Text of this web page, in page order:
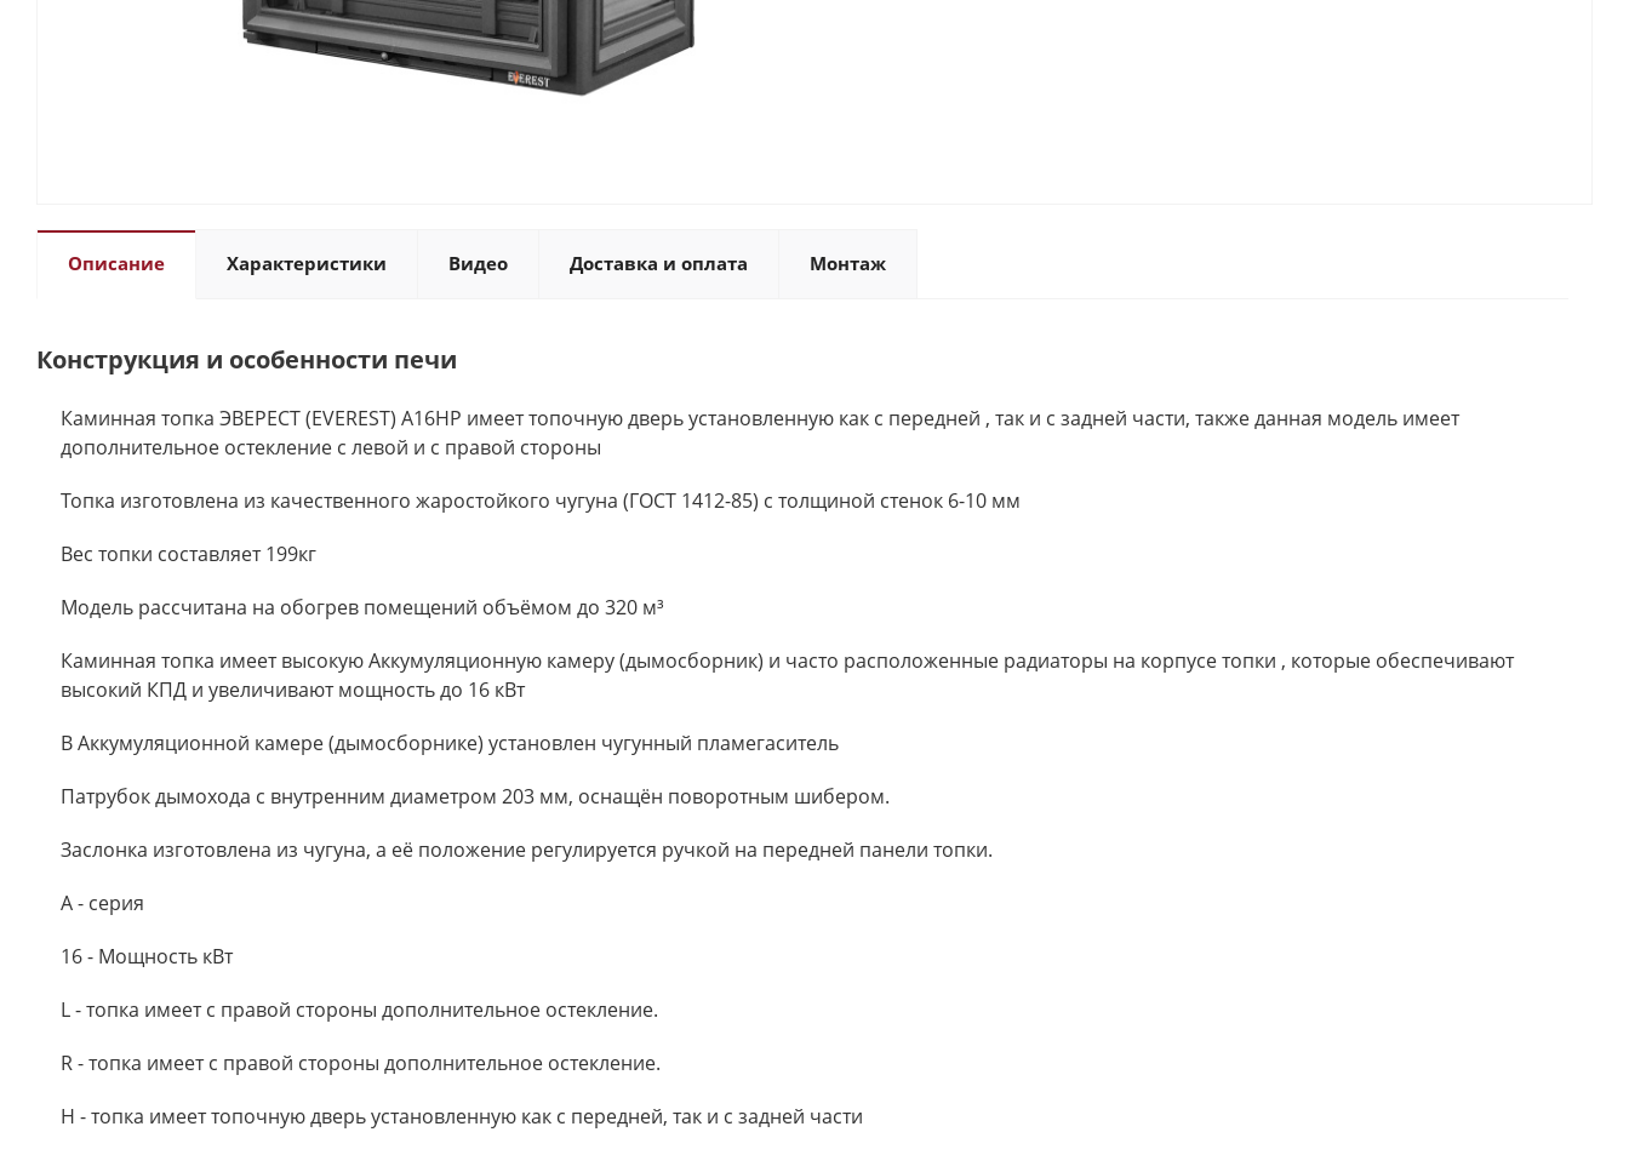
Описание Характеристики Видео Доставка и оплата Монтаж
Конструкция и особенности печи
Каминная топка ЭВЕРЕСТ (EVEREST) A16HP имеет топочную дверь установленную как с передней , так и с задней части, также данная модель имеет
дополнительное остекление с левой и с правой стороны
Топка изготовлена из качественного жаростойкого чугуна (ГОСТ 1412-85) с толщиной стенок 6-10 мм
Вес топки составляет 199кг
Модель рассчитана на обогрев помещений объёмом до 320 м³
Каминная топка имеет высокую Аккумуляционную камеру (дымосборник) и часто расположенные радиаторы на корпусе топки , которые обеспечивают
высокий КПД и увеличивают мощность до 16 кВт
В Аккумуляционной камере (дымосборнике) установлен чугунный пламегаситель
Патрубок дымохода с внутренним диаметром 203 мм, оснащён поворотным шибером.
Заслонка изготовлена из чугуна, а её положение регулируется ручкой на передней панели топки.
A - серия
16 - Мощность кВт
L - топка имеет с правой стороны дополнительное остекление.
R - топка имеет с правой стороны дополнительное остекление.
Н - топка имеет топочную дверь установленную как с передней, так и с задней части